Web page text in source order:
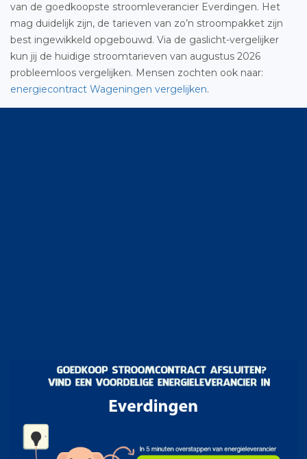
van de goedkoopste stroomleverancier Everdingen. Het
mag duidelijk zijn, de tarieven van zo’n stroompakket zijn
best ingewikkeld opgebouwd. Via de gaslicht-vergelijker
kun jij de huidige stroomtarieven van augustus 2026
probleemloos vergelijken. Mensen zochten ook naar:
energiecontract Wageningen vergelijken.